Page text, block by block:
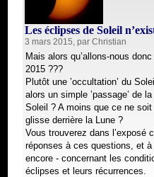
Les éclipses de Soleil
3 mars 2015, par Christian
Mais alors qu’allons-nous
2015 ???
Plutôt une ’occultation’ du
alors un simple ’passage’ de
Soleil ? A moins que ce ne
glisse derrière la Lune ?
Vous trouverez dans l’exposé
réponses à ces questions, et à
encore - concernant les
éclipses et leurs récurrences.